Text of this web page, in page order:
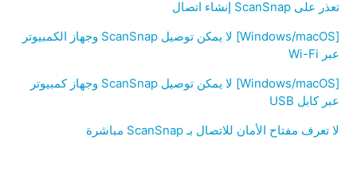
تعذر على ScanSnap إنشاء اتصال
[Windows/macOS] لا يمكن توصيل ScanSnap وجهاز الكمبيوتر
عبر Wi-Fi
[Windows/macOS] لا يمكن توصيل ScanSnap وجهاز كمبيوتر
عبر كابل USB
لا تعرف مفتاح الأمان للاتصال بـ ScanSnap مباشرة